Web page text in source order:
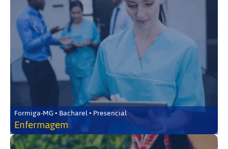
Formiga-MG • Bacharel • Presencial
Enfermagem